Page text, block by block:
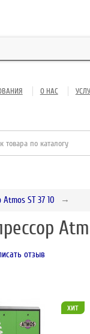
О НАС
ST 37 10
отзыв
хит